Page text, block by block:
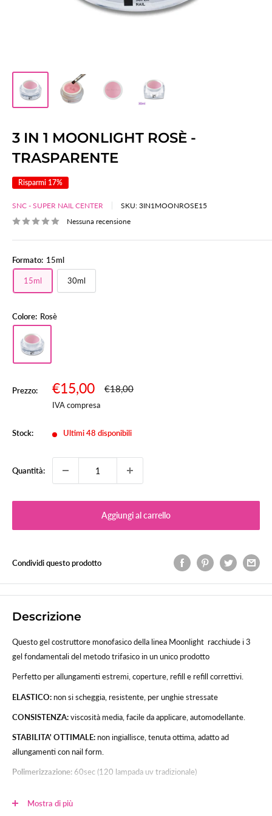
3 IN 1 MOONLIGHT ROSÈ -
TRASPARENTE
Risparmi 17%
SNC - SUPER NAIL CENTER SKU: 3IN1MOONROSE15
Nessuna recensione
Formato: 15ml
15ml 30ml
Colore: Rosè
Prezzo:
Prezzo
scontato
€15,00 Prezzo
€18,00
IVA compresa
Stock: Ultimi 48 disponibili
Quantità:
Aggiungi al carrello
Condividi questo prodotto
Descrizione
Questo gel costruttore monofasico della linea Moonlight racchiude i 3
gel fondamentali del metodo trifasico in un unico prodotto
Perfetto per allungamenti estremi, coperture, refill e refill correttivi.
ELASTICO: non si scheggia, resistente, per unghie stressate
CONSISTENZA:viscosità media, facile da applicare, automodellante.
STABILITA' OTTIMALE: non ingiallisce, tenuta ottima, adatto ad
allungamenti con nail form.
Polimerizzazione: 60sec (120 lampada uv tradizionale)
Mostra di più